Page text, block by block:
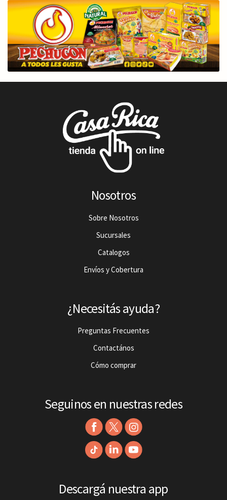
Nosotros
Sobre Nosotros
Sucursales
Catalogos
Envíos y Cobertura
¿Necesitás ayuda?
Preguntas Frecuentes
Contactános
Cómo comprar
Seguinos en nuestras redes
Descargá nuestra app